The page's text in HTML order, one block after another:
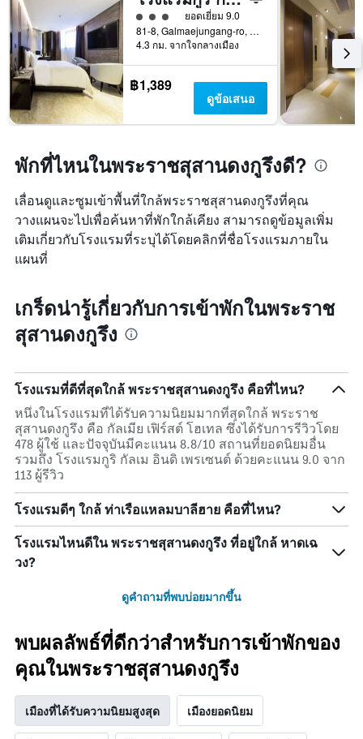
ให้ 3 ดาว ยอดเยี่ยม 9.0
81-8, Galmaejungang-ro, คูรี, เกาหลีใต้
4.3 กม. จากใจกลางเมือง
฿1,389
ดูข้อเสนอ
พักที่ไหนในพระราชสุสานดงกูรึงดี?
เลื่อนดูและซูมเข้าพื้นที่ใกล้พระราชสุสานดงกูรึงที่คุณ
วางแผนจะไปเพื่อค้นหาที่พักใกล้เคียง สามารถดูข้อมูลเพิ่ม
เติมเกี่ยวกับโรงแรมที่ระบุได้โดยคลิกที่ชื่อโรงแรมภายใน
แผนที่
เกร็ดน่ารู้เกี่ยวกับการเข้าพักในพระราช
สุสานดงกูรึง
โรงแรมที่ดีที่สุดใกล้ พระราชสุสานดงกูรึง คือที่ไหน?
หนึ่งในโรงแรมที่ได้รับความนิยมมากที่สุดใกล้ พระราช
สุสานดงกูรึง คือ กัลเมีย เฟิร์สต์ โฮเทล ซึ่งได้รับการรีวิวโดย
478 ผู้ใช้ และปัจจุบันมีคะแนน 8.8/10 สถานที่ยอดนิยมอื่น
รวมถึง โรงแรมกูริ กัลเม อินดิ เพรเซนต์ ด้วยคะแนน 9.0 จาก
113 ผู้รีวิว
โรงแรมดีๆ ใกล้ ท่าเรือแหลมบาลีฮาย คือที่ไหน?
โรงแรมไหนดีใน พระราชสุสานดงกูรึง ที่อยู่ใกล้ หาดเฉ
วง?
ดูคำถามที่พบบ่อยมากขึ้น
พบผลลัพธ์ที่ดีกว่าสำหรับการเข้าพักของ
คุณในพระราชสุสานดงกูรึง
เมืองที่ได้รับความนิยมสูงสุด เมืองยอดนิยม